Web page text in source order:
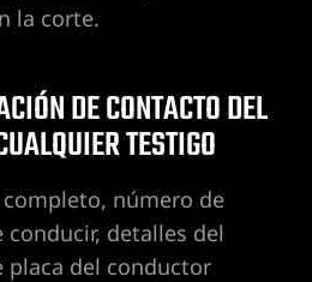
la corte.
DE CONTACTO DEL
TESTIGO
número de
detalles del
placa del conductor